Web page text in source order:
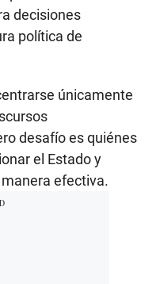
decisiones
política de
únicamente
desafío es quiénes
el Estado y
efectiva.